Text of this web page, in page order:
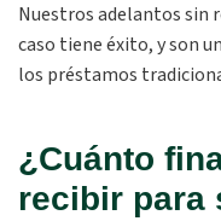
Nuestros adelantos sin
caso tiene éxito, y son
los préstamos
¿Cuánto
recibir para